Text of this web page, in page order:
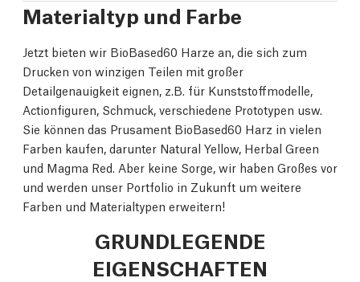
Materialtyp und Farbe
Jetzt bieten wir BioBased60 Harze an, die sich zum
Drucken von winzigen Teilen mit großer
Detailgenauigkeit eignen, z.B. für Kunststoffmodelle,
Actionfiguren, Schmuck, verschiedene Prototypen usw.
Sie können das Prusament BioBased60 Harz in vielen
Farben kaufen, darunter Natural Yellow, Herbal Green
und Magma Red. Aber keine Sorge, wir haben Großes vor
und werden unser Portfolio in Zukunft um weitere
Farben und Materialtypen erweitern!
GRUNDLEGENDE
EIGENSCHAFTEN